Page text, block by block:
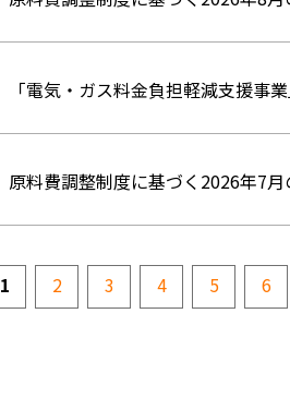
「電気・ガス料金負担軽減支援事
原料費調整制度に基づく2026年7
1 2 3 4 5 6